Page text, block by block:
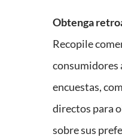
Obtenga
Recopile
consumidores
encuestas,
directos para
sobre sus